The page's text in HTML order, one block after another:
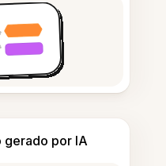
gerado por IA